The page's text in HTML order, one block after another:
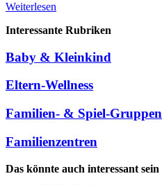
Weiterlesen
Interessante Rubriken
Baby & Kleinkind
Eltern-Wellness
Familien- & Spiel-Gruppen
Familienzentren
Das könnte auch interessant sein